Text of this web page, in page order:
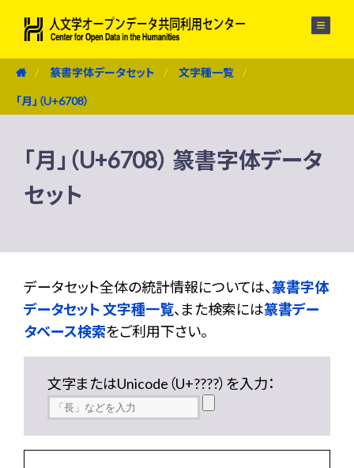
篆書字体データセット 文字種一覧
「月」（U+6708）
「月」（U+6708） 篆書字体データ
セット
データセット全体の統計情報については、篆書字体
データセット 文字種一覧、また検索には篆書デー
タベース検索をご利用下さい。
文字またはUnicode（U+????）を入力：